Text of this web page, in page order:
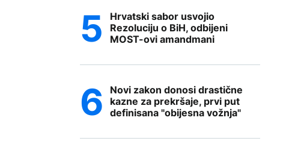
Hrvatski sabor usvojio
Rezoluciju o BiH, odbijeni
MOST-ovi amandmani
Novi zakon donosi drastične
kazne za prekršaje, prvi put
definisana "obijesna vožnja"